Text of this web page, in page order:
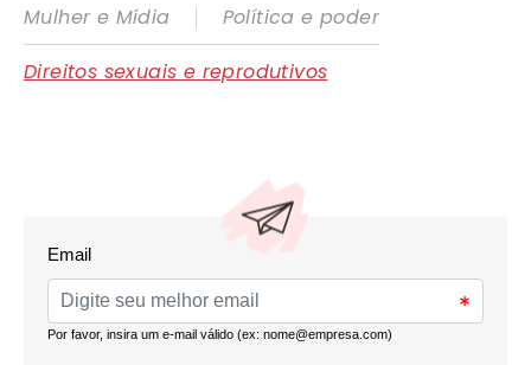
Mulher e Mídia
|
Política e poder
Direitos sexuais e reprodutivos